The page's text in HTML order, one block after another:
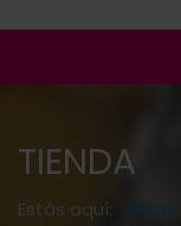
TIENDA
Estás aquí: Inicio